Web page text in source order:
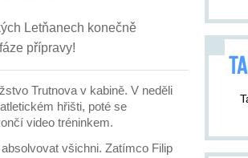
Letňanech konečně
přípravy!
Trutnova v kabině. V neděli
hřišti, poté se
video tréninkem.
všichni. Zatímco Filip